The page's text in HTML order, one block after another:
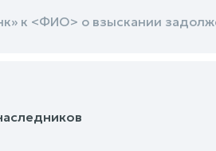
к <ФИО> о взыскании